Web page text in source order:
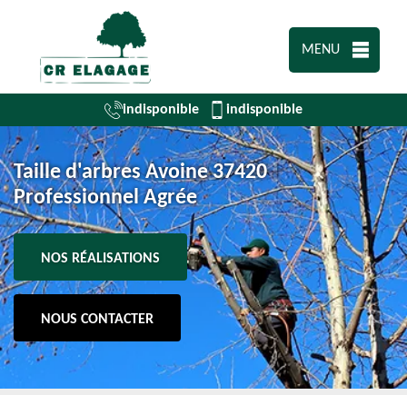
MENU
indisponible indisponible
Taille d'arbres Avoine 37420
Professionnel Agrée
NOS RÉALISATIONS
NOUS CONTACTER